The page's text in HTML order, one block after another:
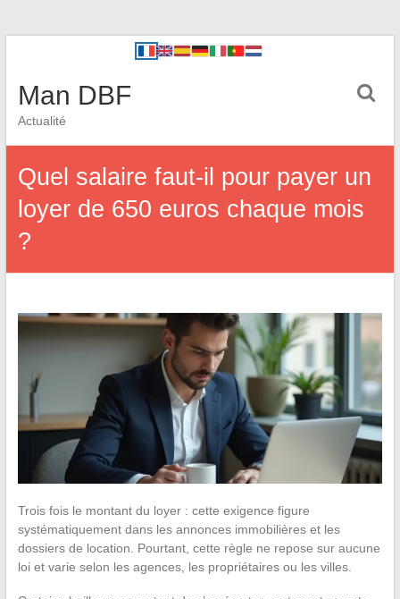
Man DBF
Actualité
Quel salaire faut-il pour payer un
loyer de 650 euros chaque mois
?
Trois fois le montant du loyer : cette exigence figure
systématiquement dans les annonces immobilières et les
dossiers de location. Pourtant, cette règle ne repose sur aucune
loi et varie selon les agences, les propriétaires ou les villes.